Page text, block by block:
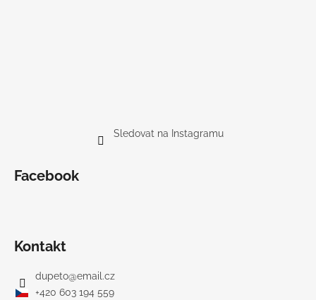
Sledovat na Instagramu
Facebook
Kontakt
dupeto@email.cz
+420 603 194 559